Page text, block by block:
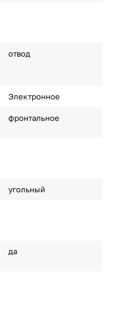
отвод
Электронное
фронтальное
угольный
да